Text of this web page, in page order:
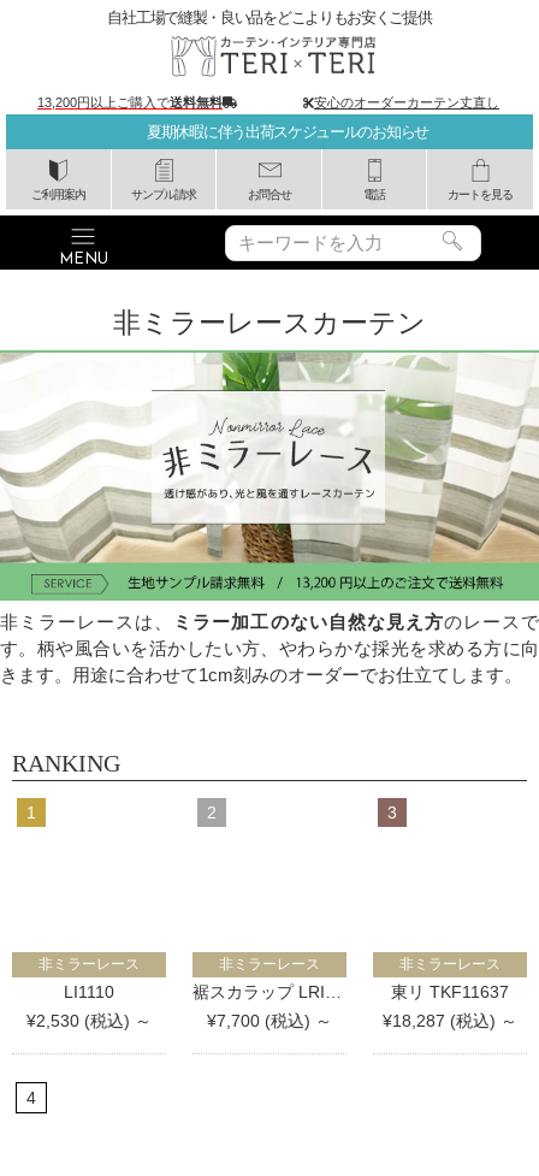
夏期休暇に伴う出荷スケジュールのお知らせ
ご利用案内 サンプル請求 お問合せ 電話 カートを見る
自社工場で縫製・良い品をどこよりもお安くご提供
13,200円以上ご購入で送料無料 安心のオーダーカーテン丈直し
非ミラーレースカーテン
非ミラーレースは、 ミラー加工のない自然な見え方のレースで
す。柄や風合いを活かしたい方、やわらかな採光を求める方に向
きます。用途に合わせて1cm刻みのオーダーでお仕立てします。
RANKING
非ミラーレース
LI1110
¥2,530 (税込) ～
非ミラーレース
¥7,700 (税込) ～
非ミラーレース
東リ TKF11637
¥18,287 (税込) ～